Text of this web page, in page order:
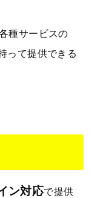
種サービスの
って提供できる
ン対応で提供